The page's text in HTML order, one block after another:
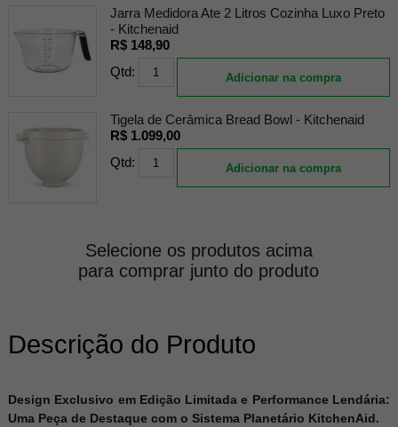
Jarra Medidora Ate 2 Litros Cozinha Luxo Preto
- Kitchenaid
R$ 148,90
Qtd:
Adicionar na compra
Tigela de Cerâmica Bread Bowl - Kitchenaid
R$ 1.099,00
Qtd:
Adicionar na compra
Selecione os produtos acima
para comprar junto do produto
Descrição do Produto
Design Exclusivo em Edição Limitada e Performance Lendária:
Uma Peça de Destaque com o Sistema Planetário KitchenAid.